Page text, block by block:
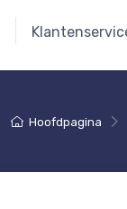
Hoofdpagina